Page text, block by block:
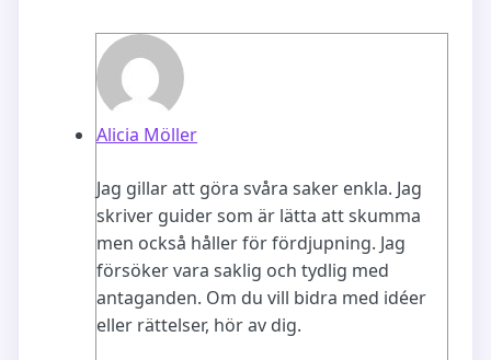
Alicia Möller
Jag gillar att göra svåra saker enkla. Jag
skriver guider som är lätta att skumma
men också håller för fördjupning. Jag
försöker vara saklig och tydlig med
antaganden. Om du vill bidra med idéer
eller rättelser, hör av dig.